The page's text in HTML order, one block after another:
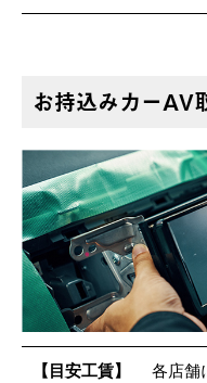
お持込みカーAV
【目安工賃】 各店舗